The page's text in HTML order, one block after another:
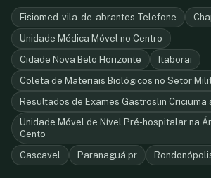
Fisiomed-vila-de-abrantes Telefone
Unidade Médica Móvel no Centro
Cidade Nova Belo Horizonte
Itaborai
Coleta de Materiais Biológicos no Setor
Resultados de Exames Gastroslin Criciuma
Unidade Móvel de Nível Pré-hospitalar na
Cento
Cascavel
Paranaguá pr